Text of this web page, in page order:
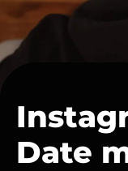
Date